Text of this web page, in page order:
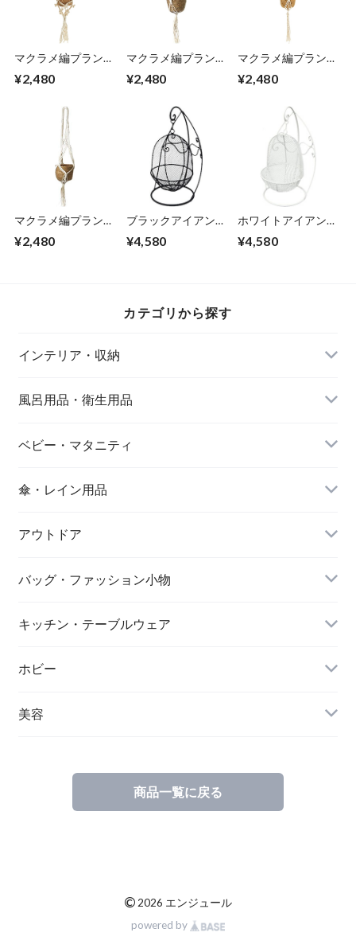
マクラメ編プラント
ハンギングポット A
68cm コットンロー
プをマクラメ編で編
み上げ 天然素材シ
ーグラスのポット
お部屋のインテリア
にマッチした観葉植
物をハンギング エ
ンヴェールヘルック
(R)
¥2,480
マクラメ編プラント
ハンギングポット B
68cm コットンロー
プをマクラメ編で編
み上げ 天然素材シ
ーグラスのポット
お部屋のインテリア
にマッチした観葉植
物をハンギング エ
ンヴェールヘルック
(R)
¥2,480
マクラメ編プラント
ハンギングポット C
さ82cm コットンロ
ープをマクラメ編で
編み上げ 天然素材
シーグラスのポット
お部屋のインテリア
にマッチした観葉植
物をハンギング エ
ンヴェールヘルック
(R)
¥2,480
マクラメ編プラント
ハンギングポット D
物をハンギング エ
¥2,480
ブラックアイアンが
グプランター
ング お部屋の中、
¥4,580
ホワイトアイアンが
グプランター
エンヴェールヘルッ
¥4,580
カテゴリから探す
インテリア・収納
風呂用品・衛生用品
ベビー・マタニティ
傘・レイン用品
アウトドア
バッグ・ファッション小物
キッチン・テーブルウェア
ホビー
美容
商品一覧に戻る
© 2026 エンジュール
powered by